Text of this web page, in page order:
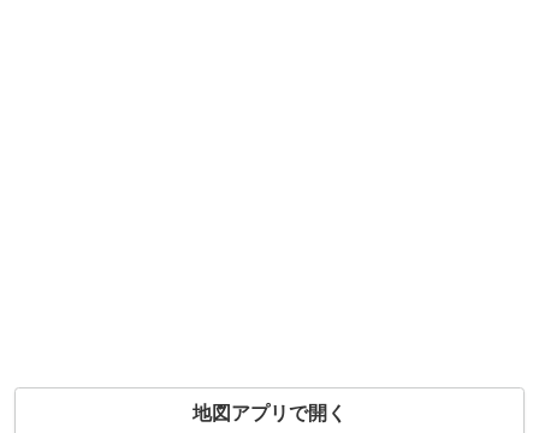
地図アプリで開く